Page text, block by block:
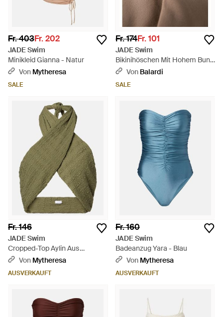
Fr. 403Fr. 202
JADE Swim
Minikleid Gianna - Natur
Von Mytheresa
SALE
Fr. 174Fr. 101
JADE Swim
Bikinihöschen Mit Hohem Bund
- Braun
Von Balardi
SALE
Fr. 146
JADE Swim
Cropped-Top Aylin Aus
Seersucker - Grün
Von Mytheresa
AUSVERKAUFT
Fr. 160
JADE Swim
Badeanzug Yara - Blau
Von Mytheresa
AUSVERKAUFT